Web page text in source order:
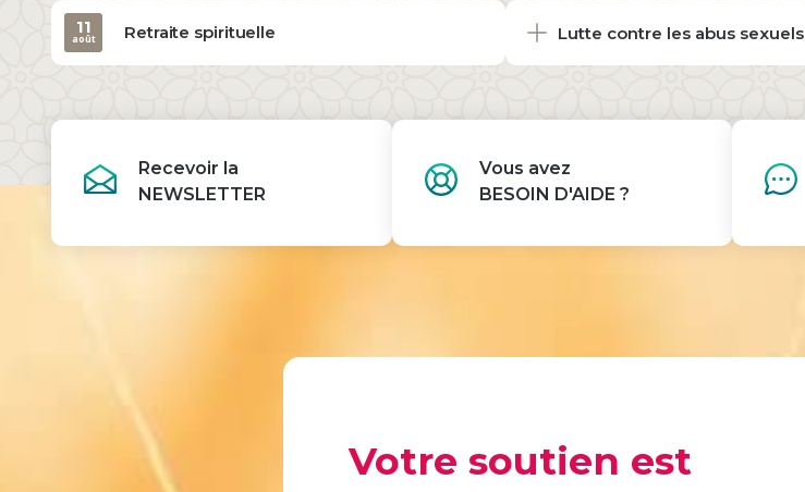
Retraite spirituelle
11
août Lutte contre les abus sexuels
Recevoir la
NEWSLETTER
Vous avez
BESOIN D'AIDE ?
Votre soutien est